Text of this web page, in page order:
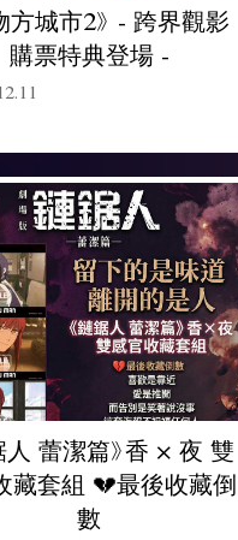
方城市2》 - 跨界觀影
購票特典登場 -
人 蕾潔篇》香 × 夜 雙
藏套組 💔最後收藏倒
數